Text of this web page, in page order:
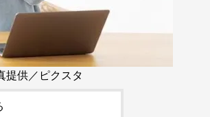
供／ピクスタ